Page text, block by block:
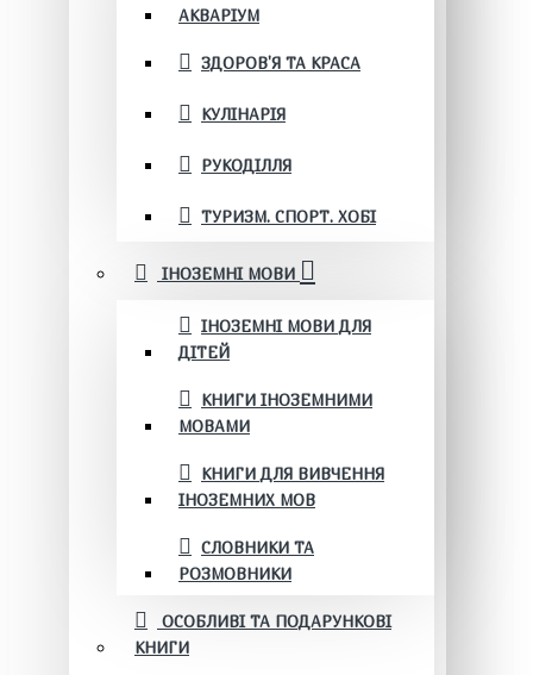
АКВАРІУМ
ЗДОРОВ'Я ТА КРАСА
КУЛІНАРІЯ
РУКОДІЛЛЯ
ТУРИЗМ. СПОРТ. ХОБІ
ІНОЗЕМНІ МОВИ
ІНОЗЕМНІ МОВИ ДЛЯ
ДІТЕЙ
КНИГИ ІНОЗЕМНИМИ
МОВАМИ
КНИГИ ДЛЯ ВИВЧЕННЯ
ІНОЗЕМНИХ МОВ
СЛОВНИКИ ТА
РОЗМОВНИКИ
ОСОБЛИВІ ТА ПОДАРУНКОВІ
КНИГИ